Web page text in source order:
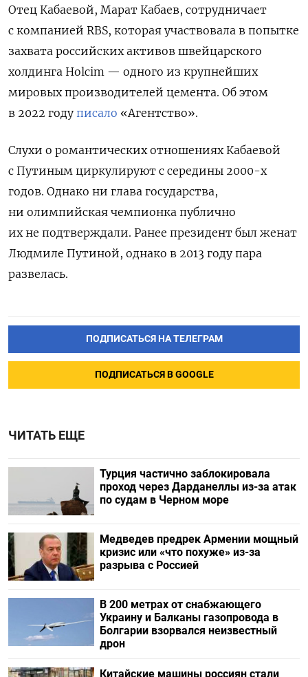
Отец Кабаевой, Марат Кабаев, сотрудничает
с компанией RBS, которая участвовала в попытке
захвата российских активов швейцарского
холдинга Holcim — одного из крупнейших
мировых производителей цемента. Об этом
в 2022 году писало «Агентство».
Слухи о романтических отношениях Кабаевой
с Путиным циркулируют с середины 2000-х
годов. Однако ни глава государства,
ни олимпийская чемпионка публично
их не подтверждали. Ранее президент был женат
Людмиле Путиной, однако в 2013 году пара
развелась.
ПОДПИСАТЬСЯ НА ТЕЛЕГРАМ
ПОДПИСАТЬСЯ В GOOGLE
ЧИТАТЬ ЕЩЕ
Турция частично заблокировала
проход через Дарданеллы из-за атак
по судам в Черном море
Медведев предрек Армении мощный
кризис или «что похуже» из-за
разрыва с Россией
В 200 метрах от снабжающего
Украину и Балканы газопровода в
Болгарии взорвался неизвестный
дрон
Китайские машины россиян стали